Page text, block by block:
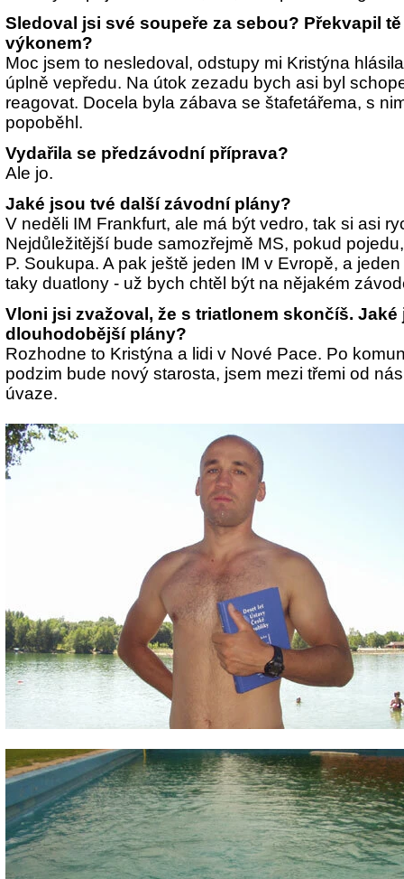
Sledoval jsi své soupeře za sebou? Překvapil
výkonem?
Moc jsem to nesledoval, odstupy mi Kristýna
úplně vepředu. Na útok zezadu bych asi byl
reagovat. Docela byla zábava se štafetářema, s
popoběhl.
Vydařila se předzávodní příprava?
Ale jo.
Jaké jsou tvé další závodní plány?
V neděli IM Frankfurt, ale má být vedro, tak si asi
Nejdůležitější bude samozřejmě MS, pokud
P. Soukupa. A pak ještě jeden IM v Evropě, a
taky duatlony - už bych chtěl být na nějakém
Vloni jsi zvažoval, že s triatlonem skončíš. Jaké
dlouhodobější plány?
Rozhodne to Kristýna a lidi v Nové Pace. Po
podzim bude nový starosta, jsem mezi třemi od
úvaze.